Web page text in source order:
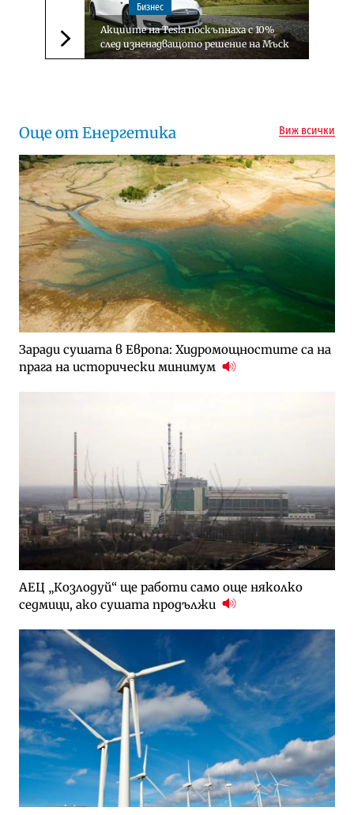
Следваща новина
Бизнес
Акциите на Tesla поскъпнаха с 10%
след изненадващото решение на Мъск
Още от Енергетика Виж всички
Заради сушата в Европа: Хидромощностите са на
прага на исторически минимум
АЕЦ „Козлодуй“ ще работи само още няколко
седмици, ако сушата продължи